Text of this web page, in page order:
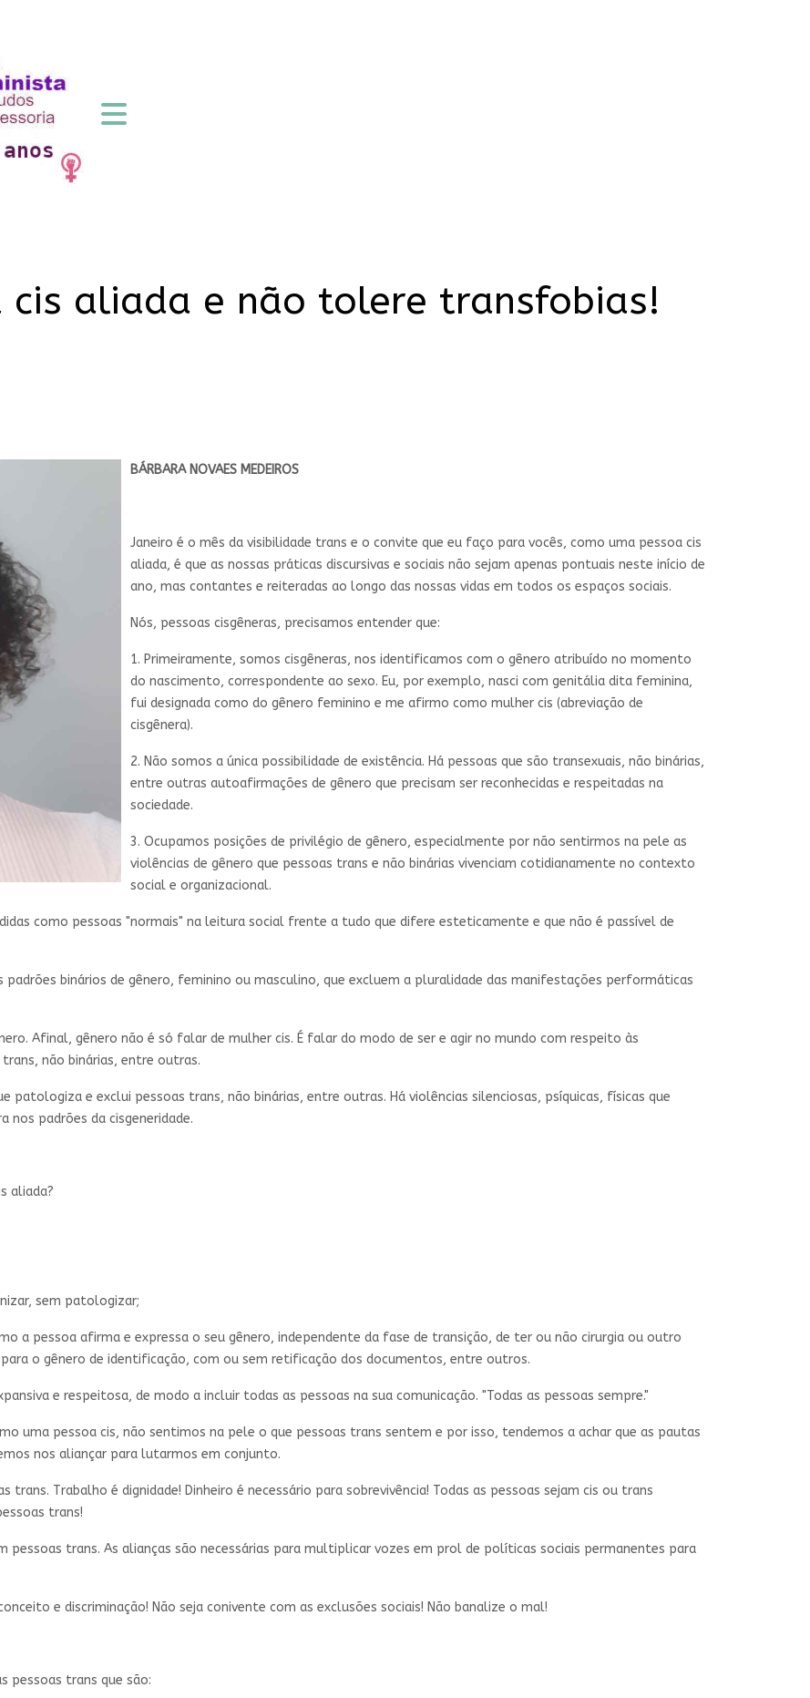
cis aliada e não tolere transfobias!
BÁRBARA NOVAES MEDEIROS
Janeiro é o mês da visibilidade trans e o convite que eu faço para vocês, como uma pessoa cis
aliada, é que as nossas práticas discursivas e sociais não sejam apenas pontuais neste início de
ano, mas contantes e reiteradas ao longo das nossas vidas em todos os espaços sociais.
Nós, pessoas cisgêneras, precisamos entender que:
1. Primeiramente, somos cisgêneras, nos identificamos com o gênero atribuído no momento
do nascimento, correspondente ao sexo. Eu, por exemplo, nasci com genitália dita feminina,
fui designada como do gênero feminino e me afirmo como mulher cis (abreviação de
cisgênera).
2. Não somos a única possibilidade de existência. Há pessoas que são transexuais, não binárias,
entre outras autoafirmações de gênero que precisam ser reconhecidas e respeitadas na
sociedade.
3. Ocupamos posições de privilégio de gênero, especialmente por não sentirmos na pele as
violências de gênero que pessoas trans e não binárias vivenciam cotidianamente no contexto
social e organizacional.
como pessoas "normais" na leitura social frente a tudo que difere esteticamente e que não é passível de
padrões binários de gênero, feminino ou masculino, que excluem a pluralidade das manifestações performáticas
Afinal, gênero não é só falar de mulher cis. É falar do modo de ser e agir no mundo com respeito às
trans, não binárias, entre outras.
e exclui pessoas trans, não binárias, entre outras. Há violências silenciosas, psíquicas, físicas que
nos padrões da cisgeneridade.
aliada?
sem patologizar;
a pessoa afirma e expressa o seu gênero, independente da fase de transição, de ter ou não cirurgia ou outro
o gênero de identificação, com ou sem retificação dos documentos, entre outros.
e respeitosa, de modo a incluir todas as pessoas na sua comunicação. "Todas as pessoas sempre."
uma pessoa cis, não sentimos na pele o que pessoas trans sentem e por isso, tendemos a achar que as pautas
nos aliançar para lutarmos em conjunto.
trans. Trabalho é dignidade! Dinheiro é necessário para sobrevivência! Todas as pessoas sejam cis ou trans
trans!
pessoas trans. As alianças são necessárias para multiplicar vozes em prol de políticas sociais permanentes para
e discriminação! Não seja conivente com as exclusões sociais! Não banalize o mal!
pessoas trans que são: